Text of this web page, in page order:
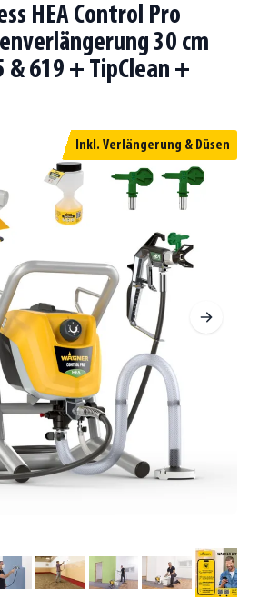
HEA Control Pro
30 cm
& 619 + TipClean +
Inkl. Verlängerung & Düsen